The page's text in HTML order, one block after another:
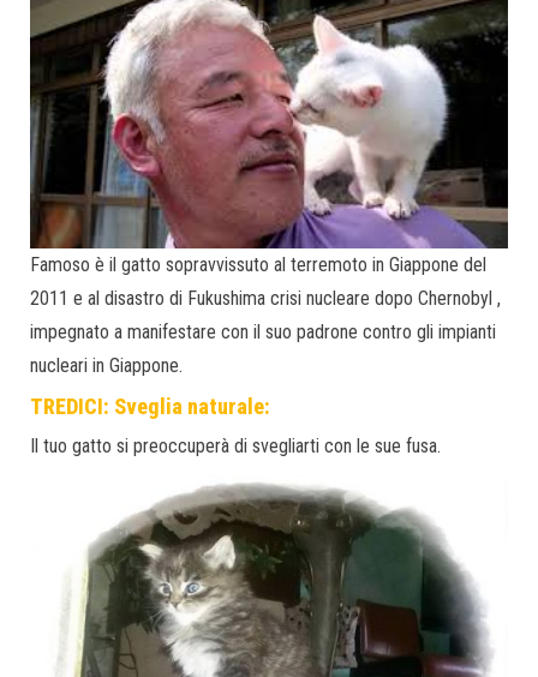
Famoso è il gatto sopravvissuto al terremoto in Giappone del
2011 e al disastro di Fukushima crisi nucleare dopo Chernobyl ,
impegnato a manifestare con il suo padrone contro gli impianti
nucleari in Giappone.
TREDICI: Sveglia naturale:
Il tuo gatto si preoccuperà di svegliarti con le sue fusa.